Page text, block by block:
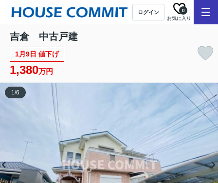
ログイン
お気に入り
0
吉倉 中古戸建
1月9日 値下げ
1,380万円
1/6